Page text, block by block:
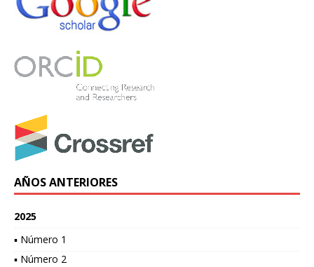
AÑOS ANTERIORES
2025
▪ Número 1
▪ Número 2